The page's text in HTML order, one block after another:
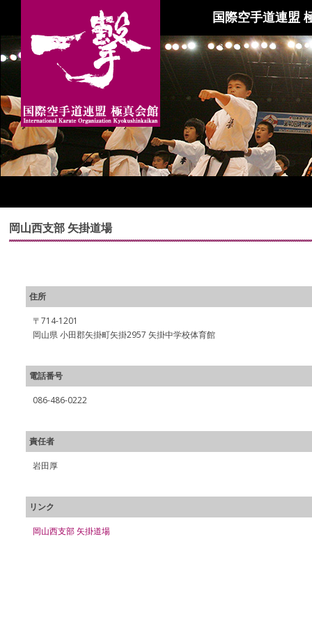
国際空手道連盟
岡山西支部 矢掛道場
住所
〒714-1201
岡山県 小田郡矢掛町矢掛2957 矢掛中学校体育館
電話番号
086-486-0222
責任者
岩田厚
リンク
岡山西支部 矢掛道場